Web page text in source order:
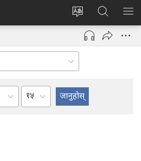
वेब
साइटको
भाषा
परिवर्तन
गर्ने
प्रवेश
(ब्राउजरको
ट्याबमा
नयाँ
JW.ORG
मा
खोज्नुहोस्‌
मेनु
अध्याय